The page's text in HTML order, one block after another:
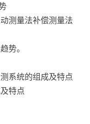
测量法补偿测量法
势。
系统的组成及特点
特点